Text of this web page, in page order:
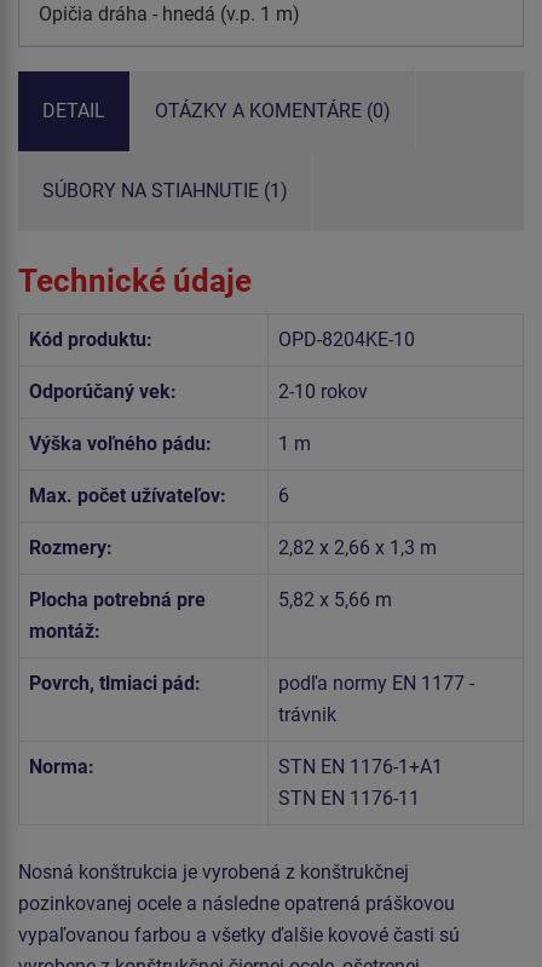
Opičia dráha - hnedá (v.p. 1 m)
DETAIL OTÁZKY A KOMENTÁRE (0)
SÚBORY NA STIAHNUTIE (1)
Technické údaje
Kód produktu: OPD-8204KE-10
Odporúčaný vek: 2-10 rokov
Výška voľného pádu: 1 m
Max. počet užívateľov: 6
Rozmery: 2,82 x 2,66 x 1,3 m
Plocha potrebná pre
montáž:
5,82 x 5,66 m
Povrch, tlmiaci pád:
podľa normy EN 1177 -
trávnik
Norma:
STN EN 1176-1+A1
STN EN 1176-11
Nosná konštrukcia je vyrobená z konštrukčnej
pozinkovanej ocele a následne opatrená práškovou
vypaľovanou farbou a všetky ďalšie kovové časti sú